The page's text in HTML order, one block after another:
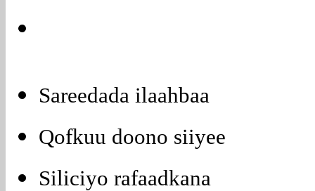
Sareedada ilaahbaa
Qofkuu doono siiyee
Siliciyo rafaadkana